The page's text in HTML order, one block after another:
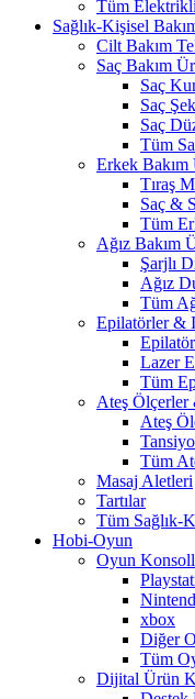
Tüm
Sağlık-Kişisel
Cilt Bakım
Saç Bakım
Saç
Saç
Saç
Tüm
Erkek Bakım
Tıraş
Saç &
Tüm
Ağız Bakım
Şarjlı
Ağız
Tüm
Epilatörler &
Lazer
Tüm
Ateş Ölçerler
Ateş
Tüm
Masaj Aletleri
Tartılar
Tüm Sağlık-
Hobi-Oyun
Oyun
xbox
Diğer
Tüm
Dijital Ürün